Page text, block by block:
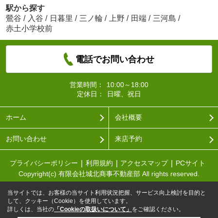
駅から探す
鶯谷 / 入谷 / 日暮里 / 三ノ輪 / 上野 / 田端 / 三河島 /
赤土小学校前
電話でお問い合わせ
営業時間：
10:00～18:00
定休日：
日曜、祝日
ホーム 会社概要
お問い合わせ 来店予約
プライバシーポリシー 利用規約 アクセスマップ
PCサイト
Copyright(c) 有限会社城北商事不動産部 All rights reserved.
当サイトでは、お客様の当サイト利用状況把握、サービス向上検討を目的と
して、クッキー（Cookie）を使用しています。
詳しくは、当社の 「Cookieの取扱いについて」 をご確認ください。